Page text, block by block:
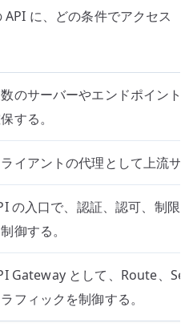
に、どの条件でアクセス
のサーバーやエンドポイント
する。
イアントの代理として上流サ
の入口で、認証、認可、制限
御する。
Gateway として、Route、
ラフィックを制御する。